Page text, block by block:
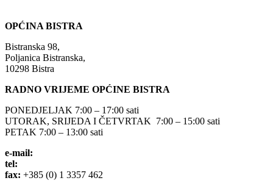
OPĆINA BISTRA
Bistranska 98,
Poljanica Bistranska,
10298 Bistra
RADNO VRIJEME OPĆINE BISTRA
PONEDJELJAK 7:00 – 17:00 sati
UTORAK, SRIJEDA I ČETVRTAK 7:00 – 15:00 sati
PETAK 7:00 – 13:00 sati
e-mail:
tel:
fax: +385 (0) 1 3357 462